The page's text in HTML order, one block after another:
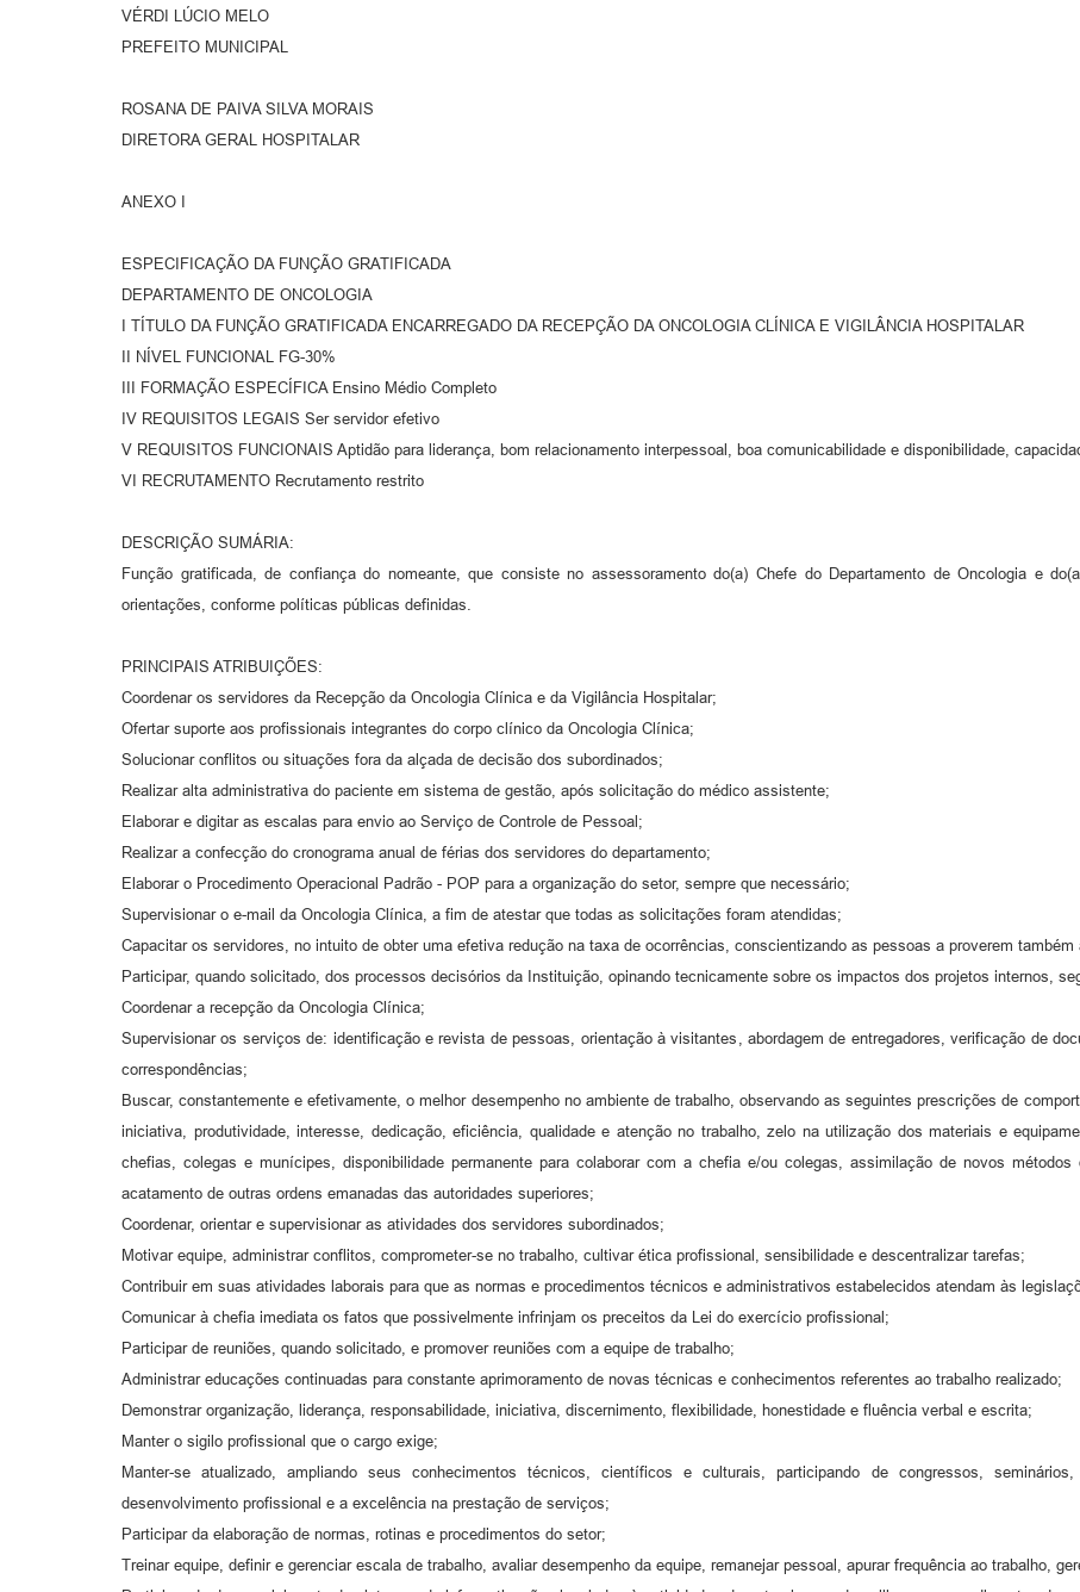
VÉRDI LÚCIO MELO
PREFEITO MUNICIPAL
ROSANA DE PAIVA SILVA MORAIS
DIRETORA GERAL HOSPITALAR
ANEXO I
ESPECIFICAÇÃO DA FUNÇÃO GRATIFICADA
DEPARTAMENTO DE ONCOLOGIA
I TÍTULO DA FUNÇÃO GRATIFICADA ENCARREGADO DA RECEPÇÃO DA ONCOLOGIA CLÍNICA E VIGILÂNCIA HOSPITALAR
II NÍVEL FUNCIONAL FG-30%
III FORMAÇÃO ESPECÍFICA Ensino Médio Completo
IV REQUISITOS LEGAIS Ser servidor efetivo
V REQUISITOS FUNCIONAIS Aptidão para liderança, bom relacionamento interpessoal, boa comunicabilidade e disponibilidade,
VI RECRUTAMENTO Recrutamento restrito
DESCRIÇÃO SUMÁRIA:
Função gratificada, de confiança do nomeante, que consiste no assessoramento do(a) Chefe do Departamento de Oncologia e
orientações, conforme políticas públicas definidas.
PRINCIPAIS ATRIBUIÇÕES:
Coordenar os servidores da Recepção da Oncologia Clínica e da Vigilância Hospitalar;
Ofertar suporte aos profissionais integrantes do corpo clínico da Oncologia Clínica;
Solucionar conflitos ou situações fora da alçada de decisão dos subordinados;
Realizar alta administrativa do paciente em sistema de gestão, após solicitação do médico assistente;
Elaborar e digitar as escalas para envio ao Serviço de Controle de Pessoal;
Realizar a confecção do cronograma anual de férias dos servidores do departamento;
Elaborar o Procedimento Operacional Padrão - POP para a organização do setor, sempre que necessário;
Supervisionar o e-mail da Oncologia Clínica, a fim de atestar que todas as solicitações foram atendidas;
Capacitar os servidores, no intuito de obter uma efetiva redução na taxa de ocorrências, conscientizando as pessoas a proverem
Participar, quando solicitado, dos processos decisórios da Instituição, opinando tecnicamente sobre os impactos dos projetos internos,
Coordenar a recepção da Oncologia Clínica;
Supervisionar os serviços de: identificação e revista de pessoas, orientação à visitantes, abordagem de entregadores, verificação de
correspondências;
Buscar, constantemente e efetivamente, o melhor desempenho no ambiente de trabalho, observando as seguintes prescrições de
iniciativa, produtividade, interesse, dedicação, eficiência, qualidade e atenção no trabalho, zelo na utilização dos materiais e
chefias, colegas e munícipes, disponibilidade permanente para colaborar com a chefia e/ou colegas, assimilação de novos
acatamento de outras ordens emanadas das autoridades superiores;
Coordenar, orientar e supervisionar as atividades dos servidores subordinados;
Motivar equipe, administrar conflitos, comprometer-se no trabalho, cultivar ética profissional, sensibilidade e descentralizar tarefas;
Contribuir em suas atividades laborais para que as normas e procedimentos técnicos e administrativos estabelecidos atendam às
Comunicar à chefia imediata os fatos que possivelmente infrinjam os preceitos da Lei do exercício profissional;
Participar de reuniões, quando solicitado, e promover reuniões com a equipe de trabalho;
Administrar educações continuadas para constante aprimoramento de novas técnicas e conhecimentos referentes ao trabalho realizado;
Demonstrar organização, liderança, responsabilidade, iniciativa, discernimento, flexibilidade, honestidade e fluência verbal e escrita;
Manter o sigilo profissional que o cargo exige;
Manter-se atualizado, ampliando seus conhecimentos técnicos, científicos e culturais, participando de congressos,
desenvolvimento profissional e a excelência na prestação de serviços;
Participar da elaboração de normas, rotinas e procedimentos do setor;
Treinar equipe, definir e gerenciar escala de trabalho, avaliar desempenho da equipe, remanejar pessoal, apurar frequência ao trabalho,